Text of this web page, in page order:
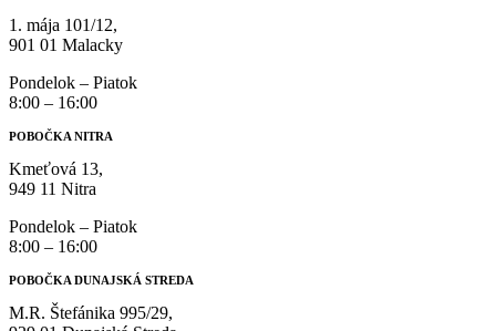
1. mája 101/12,
901 01 Malacky
Pondelok – Piatok
8:00 – 16:00
POBOČKA NITRA
Kmeťová 13,
949 11 Nitra
Pondelok – Piatok
8:00 – 16:00
POBOČKA DUNAJSKÁ STREDA
M.R. Štefánika 995/29,